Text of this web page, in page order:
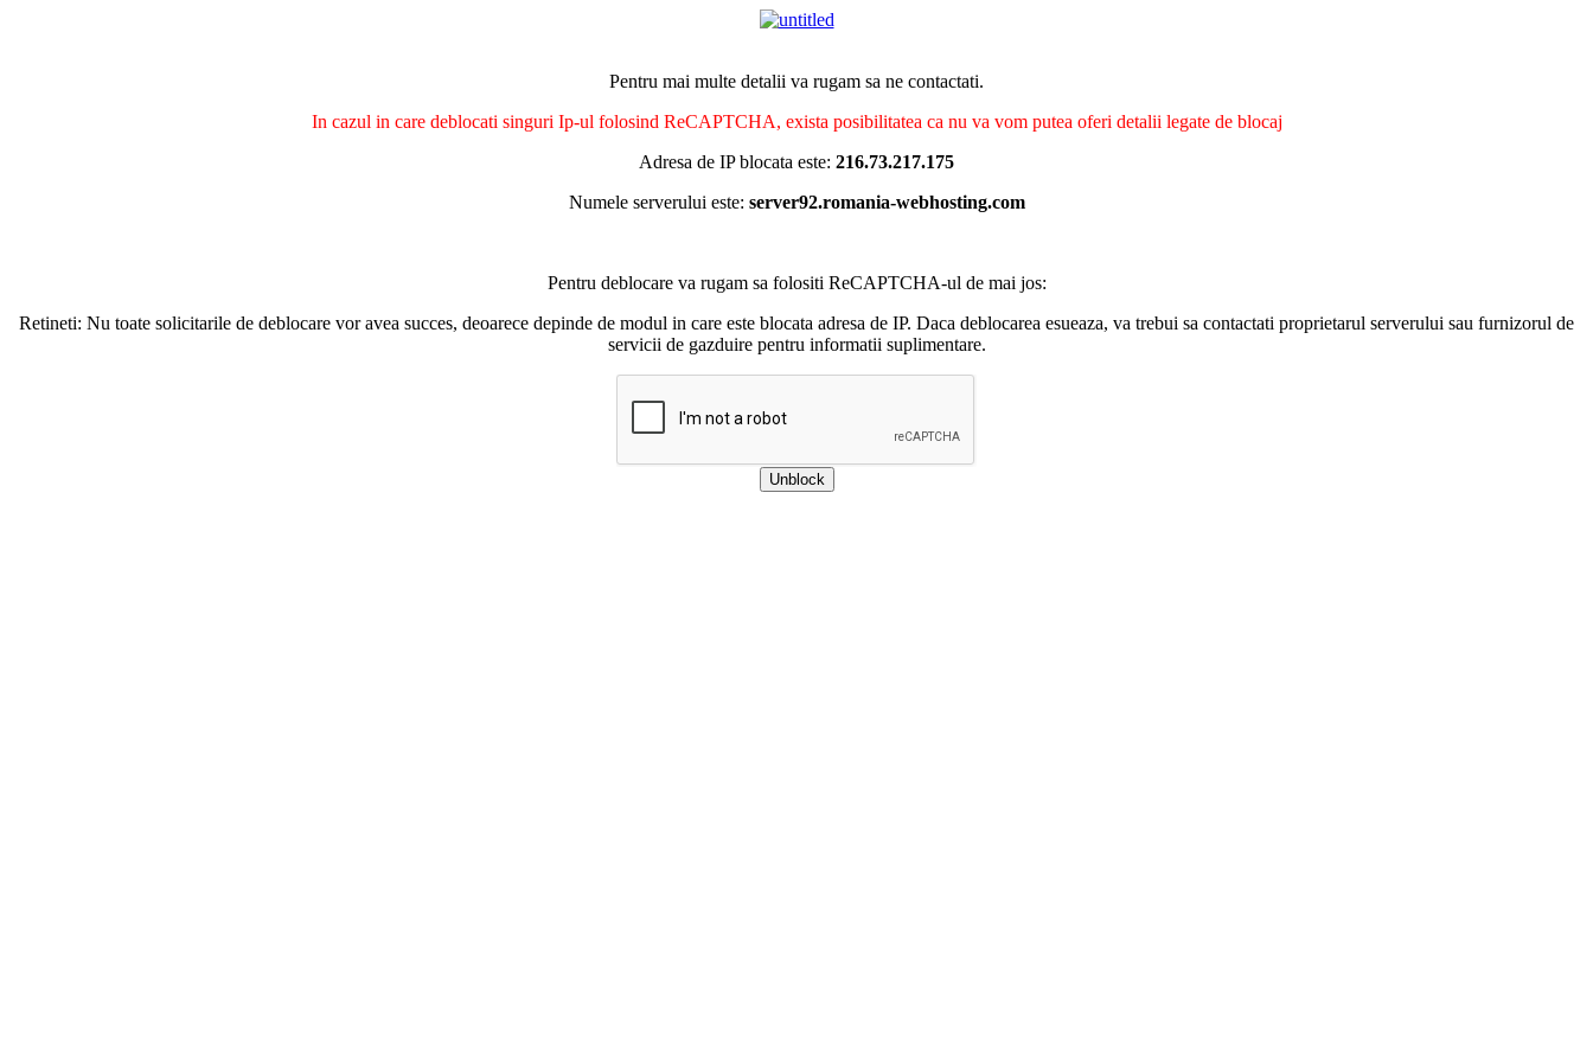
Pentru mai multe detalii va rugam sa ne contactati.
In cazul in care deblocati singuri Ip-ul folosind ReCAPTCHA, exista posibilitatea ca nu va vom putea oferi detalii legate de blocaj
Adresa de IP blocata este: 216.73.217.175
Numele serverului este: server92.romania-webhosting.com
Pentru deblocare va rugam sa folositi ReCAPTCHA-ul de mai jos:
Retineti: Nu toate solicitarile de deblocare vor avea succes, deoarece depinde de modul in care este blocata adresa de IP. Daca deblocarea esueaza, va trebui sa contactati proprietarul serverului sau furnizorul de
servicii de gazduire pentru informatii suplimentare.